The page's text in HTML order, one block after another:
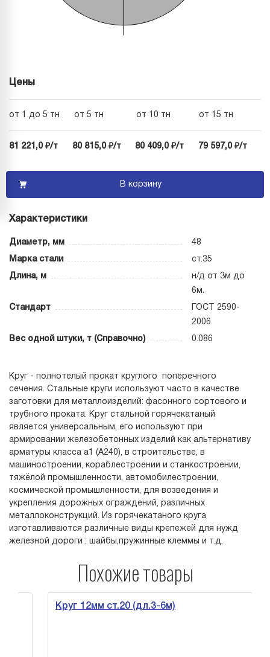
Цены
от 1 до 5 тн от 5 тн от 10 тн от 15 тн
81 221,0 ₽/т 80 815,0 ₽/т 80 409,0 ₽/т 79 597,0 ₽/т
В корзину
Характеристики
Диаметр, мм 48
Марка стали ст.35
Длина, м
н/д от 3м до
6м.
Стандарт
ГОСТ 2590-
2006
Вес одной штуки, т (Справочно) 0.086
Круг - полнотелый прокат круглого поперечного
сечения. Стальные круги используют часто в качестве
заготовки для металлоизделий: фасонного сортового и
трубного проката. Круг стальной горячекатаный
является универсальным, его используют при
армировании железобетонных изделий как альтернативу
арматуры класса а1 (А240), в строительстве, в
машиностроении, кораблестроении и станкостроении,
тяжёлой промышленности, автомобилестроении,
космической промышленности, для возведения и
укрепления дорожных ограждений, различных
металлоконструкций. Из горячекатаного круга
изготавливаются различные виды крепежей для нужд
железной дороги : шайбы,пружинные клеммы и т.д.
Похожие товары
Круг 12мм ст.20 (дл.3-6м)